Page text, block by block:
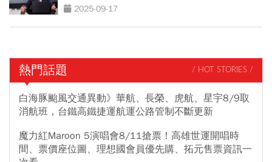
2025-09-17
熱門話題 / HOT STORIES /
白海豚颱風交通異動》華航、長榮、虎航、星宇8/9取
消航班，台鐵高鐵捷運航運公路管制不斷更新
魔力紅Maroon 5演唱會8/11搶票！高雄世運開唱時
間、票價座位圖、理想國會員優先購、拓元售票資訊一